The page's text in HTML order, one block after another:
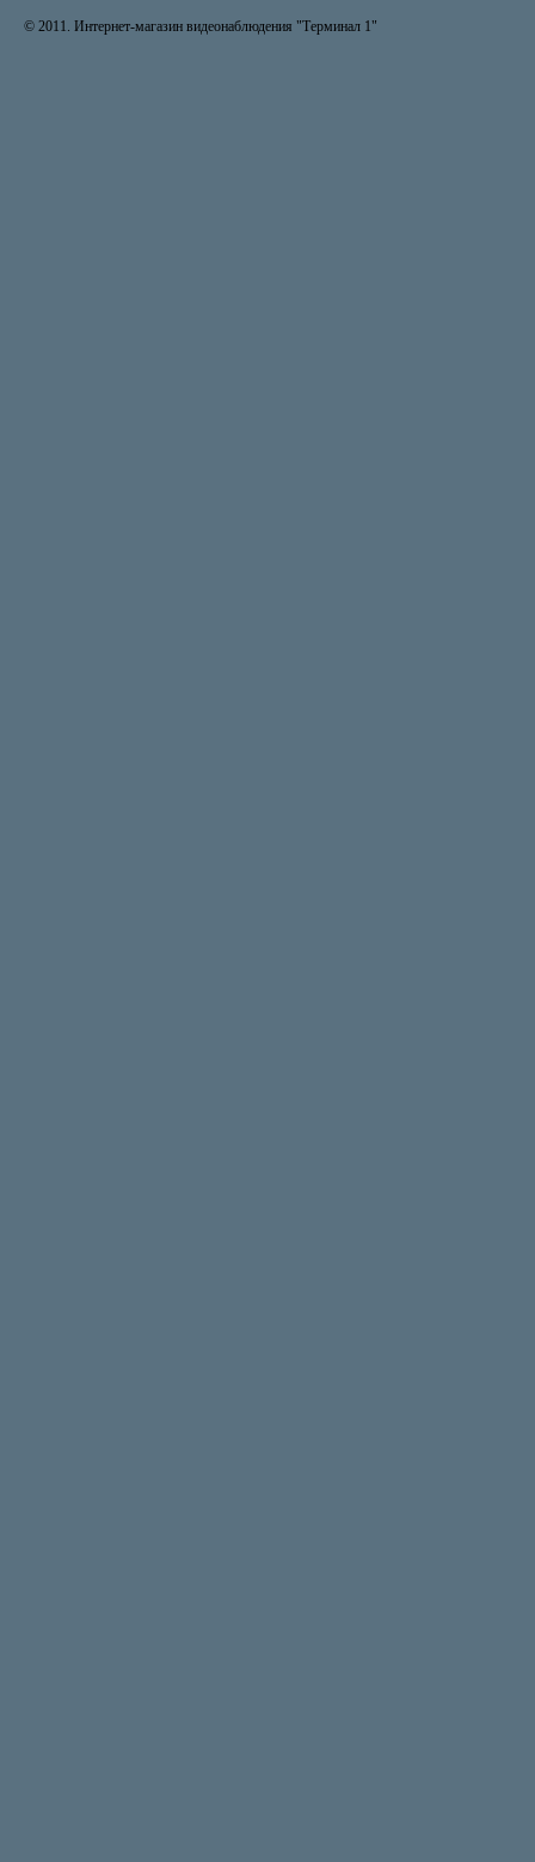
© 2011. Интернет-магазин видеонаблюдения "Терминал 1"